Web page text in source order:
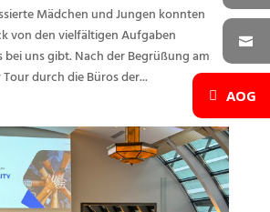
Mädchen und Jungen konnten
von den vielfältigen Aufgaben
bei uns gibt. Nach der Begrüßung am
durch die Büros der...
AOG